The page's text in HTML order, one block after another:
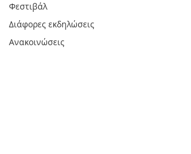
Φεστιβάλ
Διάφορες εκδηλώσεις
Ανακοινώσεις